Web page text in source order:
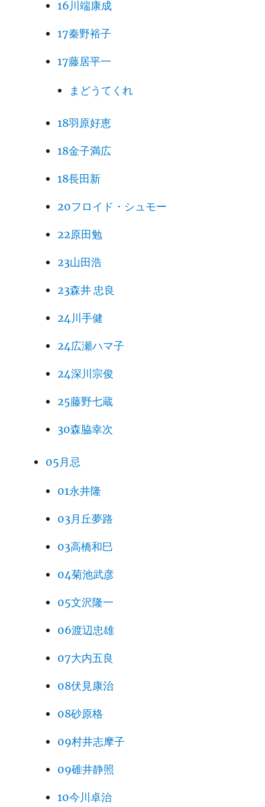
16川端康成
17秦野裕子
17藤居平一
まどうてくれ
18羽原好恵
18金子満広
18長田新
20フロイド・シュモー
22原田勉
23山田浩
23森井 忠良
24川手健
24広瀬ハマ子
24深川宗俊
25藤野七蔵
30森脇幸次
05月忌
01永井隆
03月丘夢路
03高橋和巳
04菊池武彦
05文沢隆一
06渡辺忠雄
07大内五良
08伏見康治
08砂原格
09村井志摩子
09碓井静照
10今川卓治